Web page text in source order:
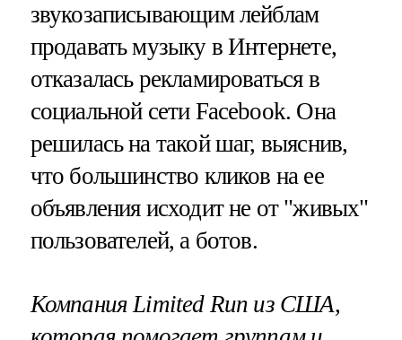
звукозаписывающим лейблам
продавать музыку в Интернете,
отказалась рекламироваться в
социальной сети Facebook. Она
решилась на такой шаг, выяснив,
что большинство кликов на ее
объявления исходит не от "живых"
пользователей, а ботов.
КомпанияLimited Run из США,